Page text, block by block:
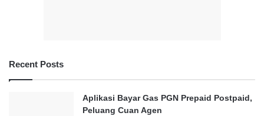
Recent Posts
Aplikasi Bayar Gas PGN Prepaid Postpaid,
Peluang Cuan Agen